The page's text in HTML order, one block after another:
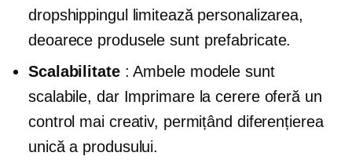
dropshippingul limitează personalizarea,
deoarece produsele sunt prefabricate.
Scalabilitate : Ambele modele sunt
scalabile, dar Imprimare la cerereoferă un
control mai creativ, permițând diferențierea
unică a produsului.